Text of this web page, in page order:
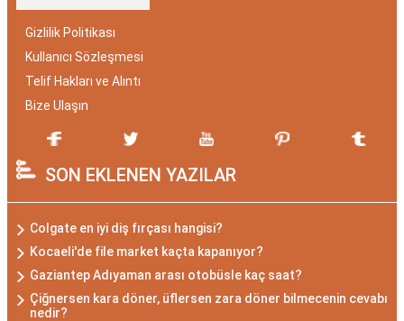
Gizlilik Politikası
Kullanıcı Sözleşmesi
Telif Hakları ve Alıntı
Bize Ulaşın
SON EKLENEN YAZILAR
Colgate en iyi diş fırçası hangisi?
Kocaeli'de file market kaçta kapanıyor?
Gaziantep Adıyaman arası otobüsle kaç saat?
Çiğnersen kara döner, üflersen zara döner bilmecenin cevabı
nedir?